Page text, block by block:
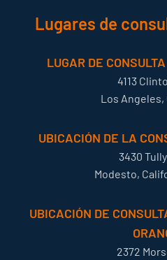
Lugares de
LUGAR DE
4113
Los Angeles,
UBICACIÓN DE LA
3430
Modesto,
UBICACIÓN DE
2372